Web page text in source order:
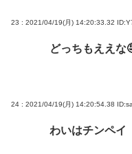
23 : 2021/04/19(月) 14:20:33.32
どっちもええな
24 : 2021/04/19(月) 14:20:54.38
わいはチンペイ